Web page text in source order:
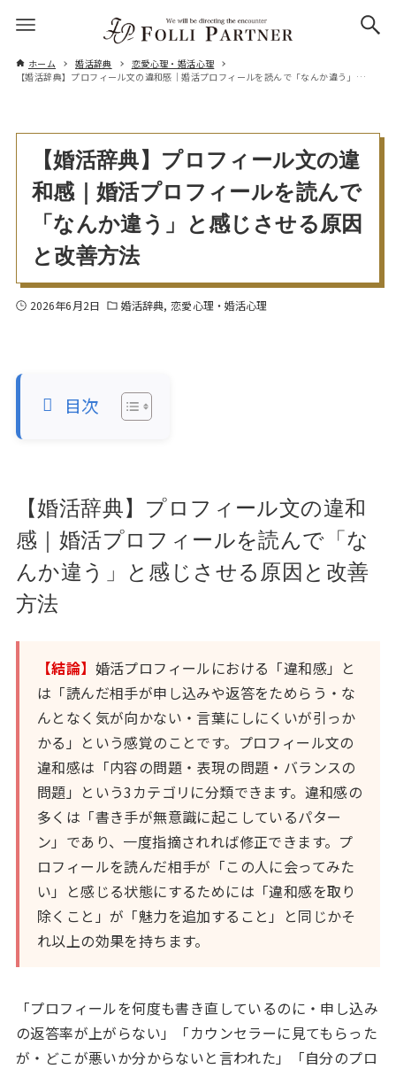
ホーム 婚活辞典
恋愛心理・婚活心理
【婚活辞典】プロフィール文の違和感｜婚活プロフィールを読んで「なんか違う」と感じさせる原因と改善方法
【婚活辞典】プロフィール文の違
和感｜婚活プロフィールを読んで
「なんか違う」と感じさせる原因
と改善方法
2026年6月2日 婚活辞典 恋愛心理・婚活心理
目次
【婚活辞典】プロフィール文の違和
感｜婚活プロフィールを読んで「な
んか違う」と感じさせる原因と改善
方法
【結論】 婚活プロフィールにおける「違和感」と
は「読んだ相手が申し込みや返答をためらう・な
んとなく気が向かない・言葉にしにくいが引っか
かる」という感覚のことです。プロフィール文の
違和感は「内容の問題・表現の問題・バランスの
問題」という3カテゴリに分類できます。違和感の
多くは「書き手が無意識に起こしているパター
ン」であり、一度指摘されれば修正できます。プ
ロフィールを読んだ相手が「この人に会ってみた
い」と感じる状態にするためには「違和感を取り
除くこと」が「魅力を追加すること」と同じかそ
れ以上の効果を持ちます。
「プロフィールを何度も書き直しているのに・申し込み
の返答率が上がらない」「カウンセラーに見てもらった
が・どこが悪いか分からないと言われた」「自分のプロ